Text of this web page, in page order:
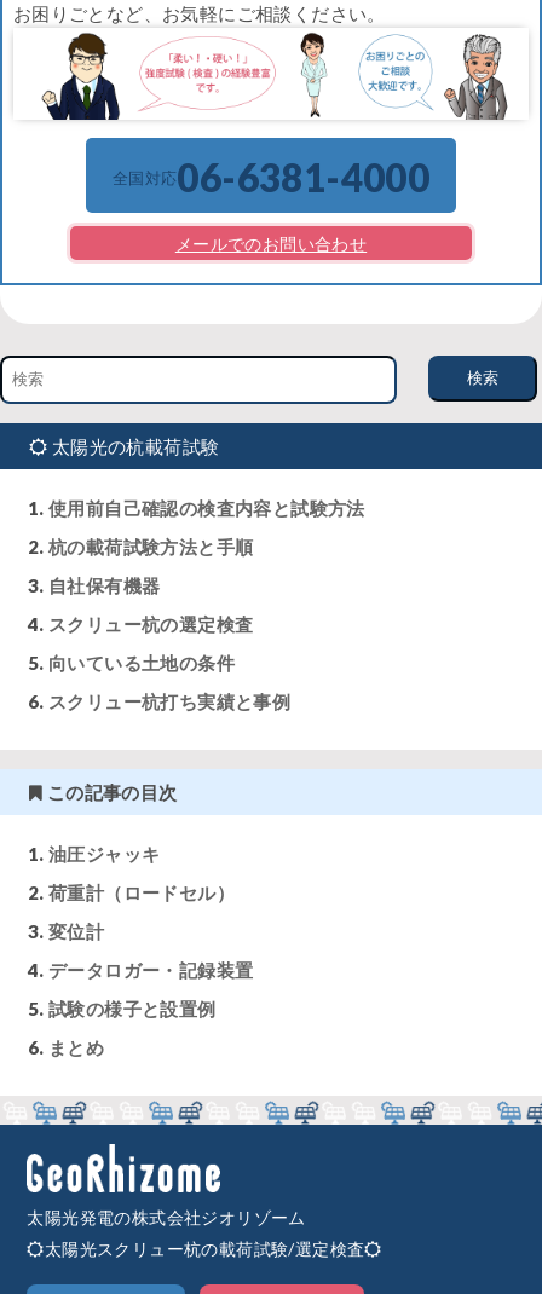
お困りごとなど、お気軽にご相談ください。
全国対応06-6381-4000
メールでのお問い合わせ
太陽光の杭載荷試験
使用前自己確認の検査内容と試験方法
杭の載荷試験方法と手順
自社保有機器
スクリュー杭の選定検査
向いている土地の条件
スクリュー杭打ち実績と事例
この記事の目次
油圧ジャッキ
荷重計（ロードセル）
変位計
データロガー・記録装置
試験の様子と設置例
まとめ
太陽光発電の株式会社ジオリゾーム
太陽光スクリュー杭の載荷試験/選定検査